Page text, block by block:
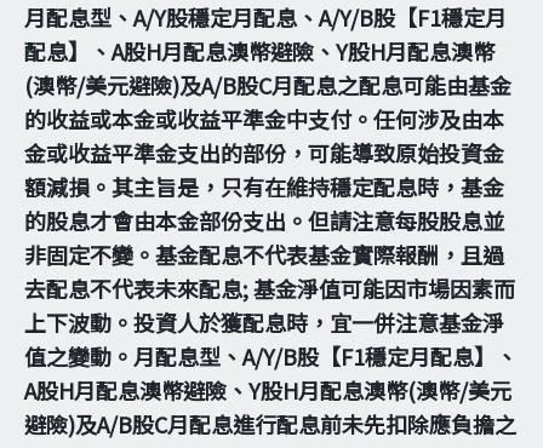
月配息型、A/Y股穩定月配息、A/Y/B股【F1穩定月
配息】、A股H月配息澳幣避險、Y股H月配息澳幣
(澳幣/美元避險)及A/B股C月配息之配息可能由基金
的收益或本金或收益平準金中支付。任何涉及由本
金或收益平準金支出的部份，可能導致原始投資金
額減損。其主旨是，只有在維持穩定配息時，基金
的股息才會由本金部份支出。但請注意每股股息並
非固定不變。基金配息不代表基金實際報酬，且過
去配息不代表未來配息; 基金淨值可能因市場因素而
上下波動。投資人於獲配息時，宜一併注意基金淨
值之變動。月配息型、A/Y/B股【F1穩定月配息】、
A股H月配息澳幣避險、Y股H月配息澳幣(澳幣/美元
避險)及A/B股C月配息進行配息前未先扣除應負擔之